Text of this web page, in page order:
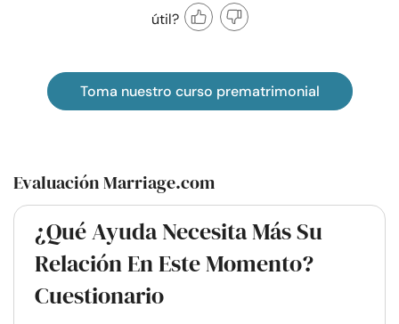
útil?
Toma nuestro curso prematrimonial
Evaluación Marriage.com
¿Qué Ayuda Necesita Más Su
Relación En Este Momento?
Cuestionario